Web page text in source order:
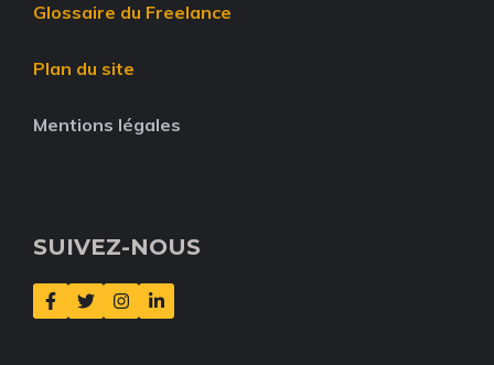
Glossaire du Freelance
Plan du site
Mentions légales
SUIVEZ-NOUS